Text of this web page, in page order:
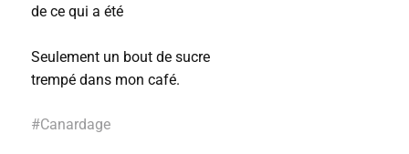
de ce qui a été
Seulement un bout de sucre
trempé dans mon café.
#Canardage